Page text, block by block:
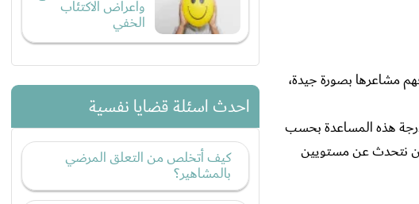
مشاعرها بصورة جيدة،
هذه المساعدة بحسب
أن نتحدث عن مستويين
وأعراض الاكتئاب
الخفي
احدث اسئلة قضايا نفسية
كيف أتخلص من التعلق المرضي
بالمشاهير؟